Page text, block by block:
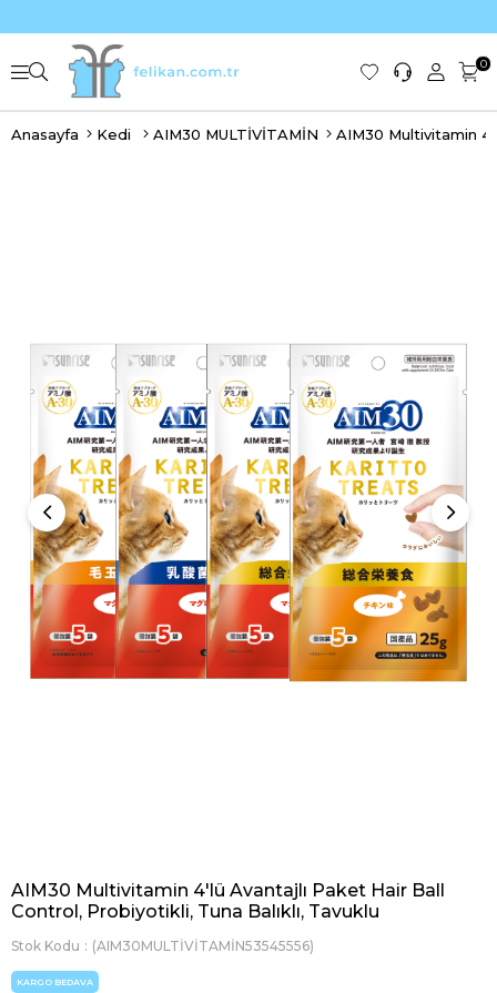
0
Anasayfa Kedi AIM30 MULTİVİTAMİN
AIM30 Multivitamin 4'lü Avantajlı Paket Hair Ball
Control, Probiyotikli, Tuna Balıklı, Tavuklu
Stok Kodu (AIM30MULTİVİTAMİN53545556)
KARGO BEDAVA